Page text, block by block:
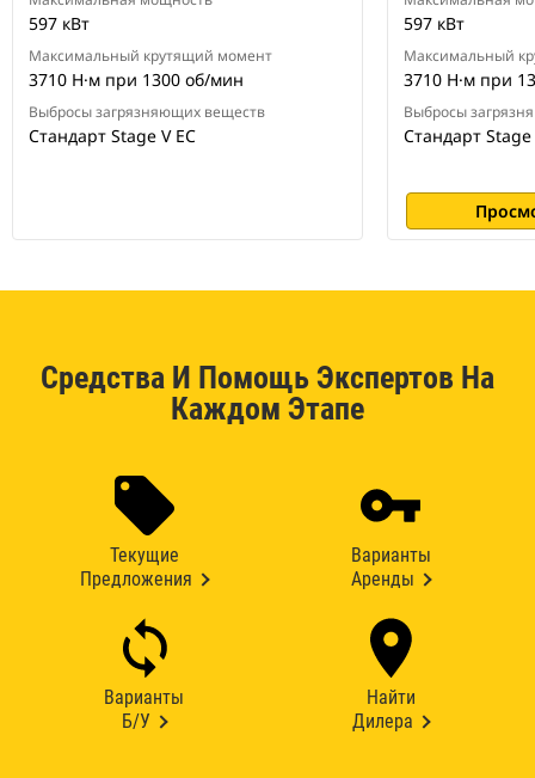
597 кВт
Максимальный крутящий момент
3710 Н·м при 1300 об/мин
Выбросы загрязняющих веществ
Стандарт Stage V ЕС
597 кВт
Максимальный
3710 Н·м при
Выбросы
Стандарт Stage
Средства И Помощь Экспертов На
Каждом Этапе
Текущие
Предложения
Варианты
Аренды
Варианты
Б/У
Найти
Дилера